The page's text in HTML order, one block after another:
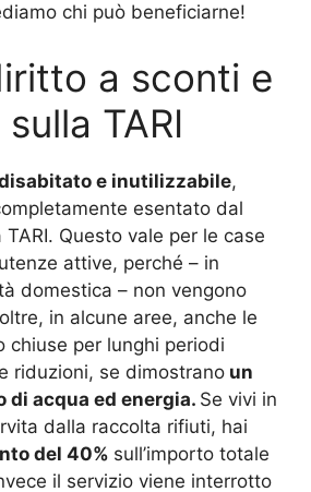
chi può beneficiarne!
a sconti e
TARI
disabitato e inutilizzabile,
esentato dal
Questo vale per le case
attive, perché – in
domestica – non vengono
in alcune aree, anche le
chiuse per lunghi periodi
riduzioni, se dimostrano un
di acqua ed energia. Se vivi in
dalla raccolta rifiuti, hai
del 40% sull’importo totale
il servizio viene interrotto